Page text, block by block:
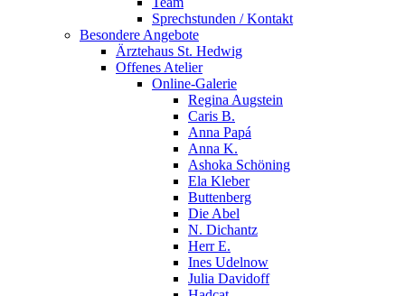
Sprechstunden / Kontakt
Besondere Angebote
Ärztehaus St. Hedwig
Offenes Atelier
Online-Galerie
Regina Augstein
Caris B.
Anna Papá
Anna K.
Ashoka Schöning
Ela Kleber
Buttenberg
Die Abel
N. Dichantz
Herr E.
Ines Udelnow
Julia Davidoff